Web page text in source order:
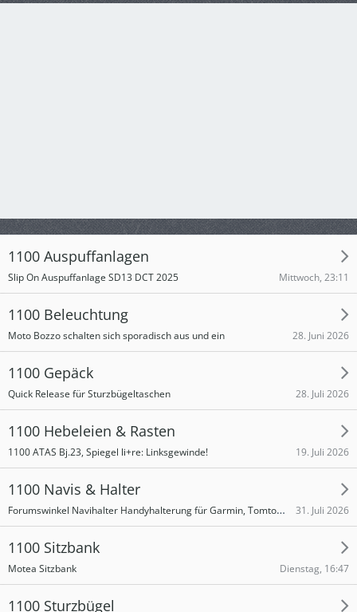
1100 Auspuffanlagen
Slip On Auspuffanlage SD13 DCT 2025 Mittwoch, 23:11
1100 Beleuchtung
Moto Bozzo schalten sich sporadisch aus und ein 28. Juni 2026
1100 Gepäck
Quick Release für Sturzbügeltaschen 28. Juli 2026
1100 Hebeleien & Rasten
1100 ATAS Bj.23, Spiegel li+re: Linksgewinde! 19. Juli 2026
1100 Navis & Halter
Forumswinkel Navihalter Handyhalterung für Garmin, Tomtom und Co. für CRF 1100 SD 09 / SD13 / SD14 31. Juli 2026
1100 Sitzbank
Motea Sitzbank Dienstag, 16:47
1100 Sturzbügel